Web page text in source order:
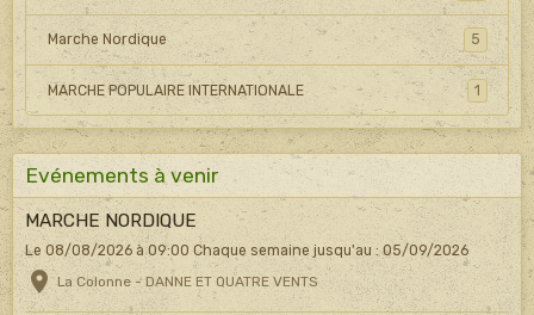
Marche Nordique 5
MARCHE POPULAIRE INTERNATIONALE 1
Evénements à venir
MARCHE NORDIQUE
Le 08/08/2026 à 09:00 Chaque semaine jusqu'au : 05/09/2026
La Colonne - DANNE ET QUATRE VENTS